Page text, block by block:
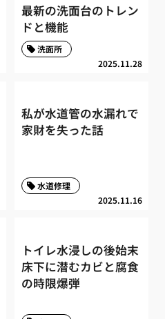
最新の洗面台のトレン
ドと機能
2025.11.28
洗面所
私が水道管の水漏れで
家財を失った話
2025.11.16
水道修理
トイレ水浸しの後始末
床下に潜むカビと腐食
の時限爆弾